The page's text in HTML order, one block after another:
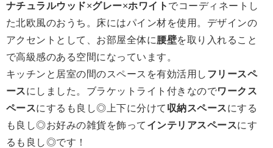
ナチュラルウッド×グレー×ホワイト でコーディネートし
た北欧風のおうち。床にはパイン材を使用。デザインの
アクセントとして、お部屋全体に腰壁を取り入れること
で高級感のある空間になっています。
キッチンと居室の間のスペースを有効活用し フリースペ
ースにしました。ブラケットライト付きなのでワークス
ペースにするも良し◎上下に分けて 収納スペースにする
も良し◎お好みの雑貨を飾って インテリアスペースにす
るも良し◎です！